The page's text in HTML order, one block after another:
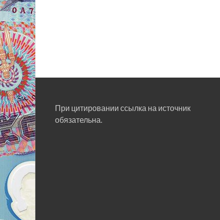
При цитировании ссылка на источник
обязательна.